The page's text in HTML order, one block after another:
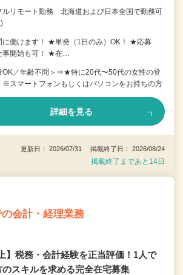
リモート勤務 北海道および日本全国で勤務可
に働けます！ ★単発（1日のみ）OK！ ★応募
事開始も可！ ★在…
OK／年齢不問＞⇒★特に20代〜50代の女性の登
マートフォンもしくはパソコンをお持ちの方
詳細を見る
更新日： 2026/07/31 掲載終了日： 2026/08/24
掲載終了まであと14日
会計・経理業務
】税務・会計経験を正当評価！1⼈で
スキルを求める完全在宅募集